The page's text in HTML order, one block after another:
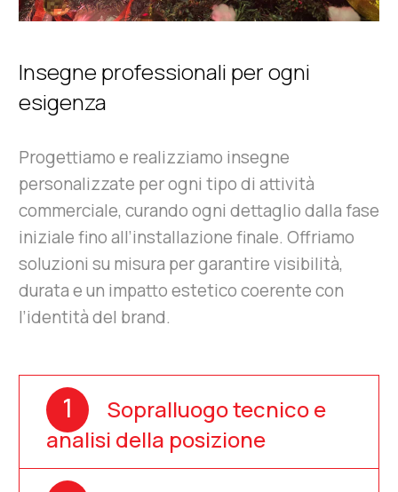
Insegne professionali per ogni
esigenza
Progettiamo e realizziamo insegne
personalizzate per ogni tipo di attività
commerciale, curando ogni dettaglio dalla fase
iniziale fino all’installazione finale. Offriamo
soluzioni su misura per garantire visibilità,
durata e un impatto estetico coerente con
l’identità del brand.
1
Sopralluogo tecnico e
analisi della posizione